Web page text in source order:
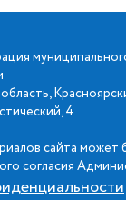
4
сайта может
согласия